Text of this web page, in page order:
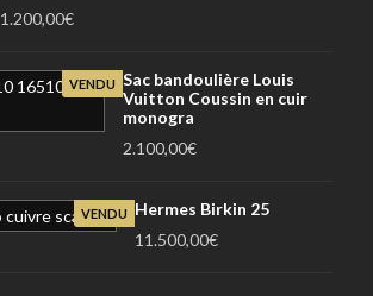
1.200,00€
VENDU Sac bandoulière Louis
Vuitton Coussin en cuir
monogra
2.100,00€
VENDU
Hermes Birkin 25
11.500,00€